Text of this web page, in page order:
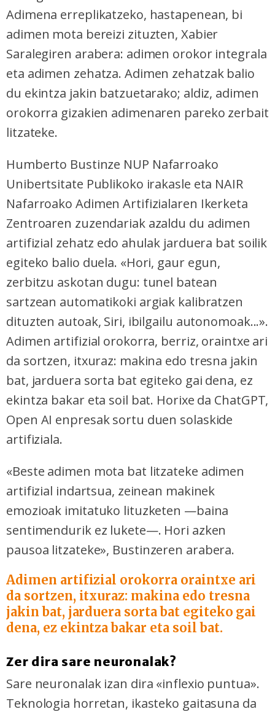
Adimena erreplikatzeko, hastapenean, bi
adimen mota bereizi zituzten, Xabier
Saralegiren arabera: adimen orokor integrala
eta adimen zehatza. Adimen zehatzak balio
du ekintza jakin batzuetarako; aldiz, adimen
orokorra gizakien adimenaren pareko zerbait
litzateke.
Humberto Bustinze NUP Nafarroako
Unibertsitate Publikoko irakasle eta NAIR
Nafarroako Adimen Artifizialaren Ikerketa
Zentroaren zuzendariak azaldu du adimen
artifizial zehatz edo ahulak jarduera bat soilik
egiteko balio duela. «Hori, gaur egun,
zerbitzu askotan dugu: tunel batean
sartzean automatikoki argiak kalibratzen
dituzten autoak, Siri, ibilgailu autonomoak...».
Adimen artifizial orokorra, berriz, oraintxe ari
da sortzen, itxuraz: makina edo tresna jakin
bat, jarduera sorta bat egiteko gai dena, ez
ekintza bakar eta soil bat. Horixe da ChatGPT,
Open AI enpresak sortu duen solaskide
artifiziala.
«Beste adimen mota bat litzateke adimen
artifizial indartsua, zeinean makinek
emozioak imitatuko lituzketen —baina
sentimendurik ez lukete—. Hori azken
pausoa litzateke», Bustinzeren arabera.
Adimen artifizial orokorra oraintxe ari
da sortzen, itxuraz: makina edo tresna
jakin bat, jarduera sorta bat egiteko gai
dena, ez ekintza bakar eta soil bat.
Zer dira sare neuronalak?
Sare neuronalak izan dira «inflexio puntua».
Teknologia horretan, ikasteko gaitasuna da